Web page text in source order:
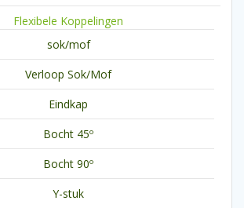
Flexibele Koppelingen
sok/mof
Verloop Sok/Mof
Eindkap
Bocht 45º
Bocht 90º
Y-stuk